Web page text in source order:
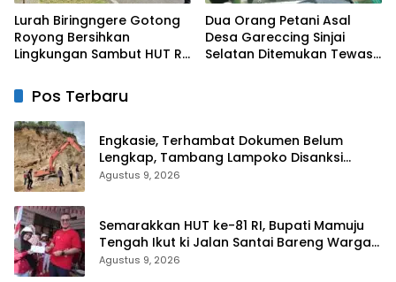
Lurah Biringngere Gotong
Royong Bersihkan
Lingkungan Sambut HUT RI
Dua Orang Petani Asal
Desa Gareccing Sinjai
Selatan Ditemukan Tewas,
Pos Terbaru
Engkasie, Terhambat Dokumen Belum
Lengkap, Tambang Lampoko Disanksi
Sementara Untuk Tidak Operasional
Agustus 9, 2026
Semarakkan HUT ke-81 RI, Bupati Mamuju
Tengah Ikut ki Jalan Santai Bareng Warga
Karossa
Agustus 9, 2026